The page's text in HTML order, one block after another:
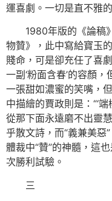
運喜劇。一切是直不雅
1980年版的《論稿
物贊》，此中寫給寶玉
賤命，可是卻充任了喜
一副‘粉面含春’的容顏
一張甜如濃蜜的笑嘴，
中描繪的賈政則是：“‘
從那下面永遠磨不出靈
乎散文詩，而“義兼美惡
體裁中“贊”的神髓，這
次勝利試驗。
三